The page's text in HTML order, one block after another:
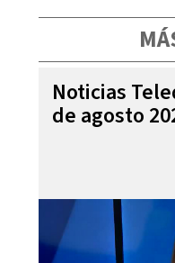
Noticias
de agosto